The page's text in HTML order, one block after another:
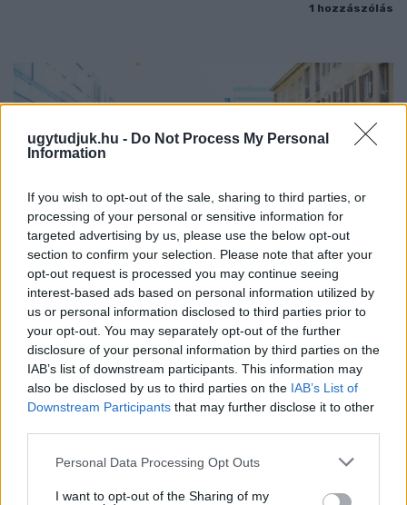
ugytudjuk.hu - Do Not Process My Personal
Information
If you wish to opt-out of the sale, sharing to third parties, or
processing of your personal or sensitive information for
targeted advertising by us, please use the below opt-out
section to confirm your selection. Please note that after your
opt-out request is processed you may continue seeing
interest-based ads based on personal information utilized by
us or personal information disclosed to third parties prior to
your opt-out. You may separately opt-out of the further
disclosure of your personal information by third parties on the
IAB’s list of downstream participants. This information may
also be disclosed by us to third parties on the IAB’s List of
Downstream Participants that may further disclose it to other
Please note that this website/app uses one or more Google
not limited to your visit or usage behaviour. You may click to
Personal Data Processing Opt Outs
I want to opt-out of the Sharing of my
1 hozzászólás
BAROKK POMPÁBA ÖLTÖZIK A BELVÁROS:
HÉTVÉGÉN RENDEZIK MEG A XXXIII. GYŐRI BAROKK
ESKÜVŐT
Jubileumi fogadalom megerősítés, történelmi felvonulás,